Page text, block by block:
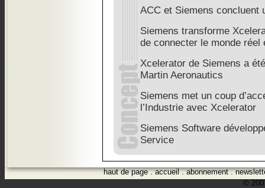
ACC et Siemens concluent
Siemens transforme
de connecter le monde réel
Xcelerator de Siemens a
Martin Aeronautics
Siemens met un coup
l’Industrie avec Xcelerator
Siemens Software
Service
haut de page.accueil.abonnement.
©